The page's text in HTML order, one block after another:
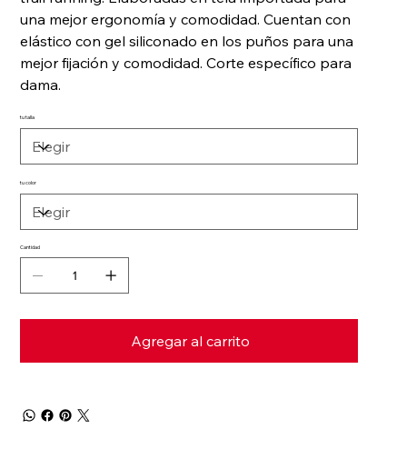
una mejor ergonomía y comodidad. Cuentan con
elástico con gel siliconado en los puños para una
mejor fijación y comodidad. Corte específico para
dama.
tu talla
tu color
Cantidad
Agregar al carrito